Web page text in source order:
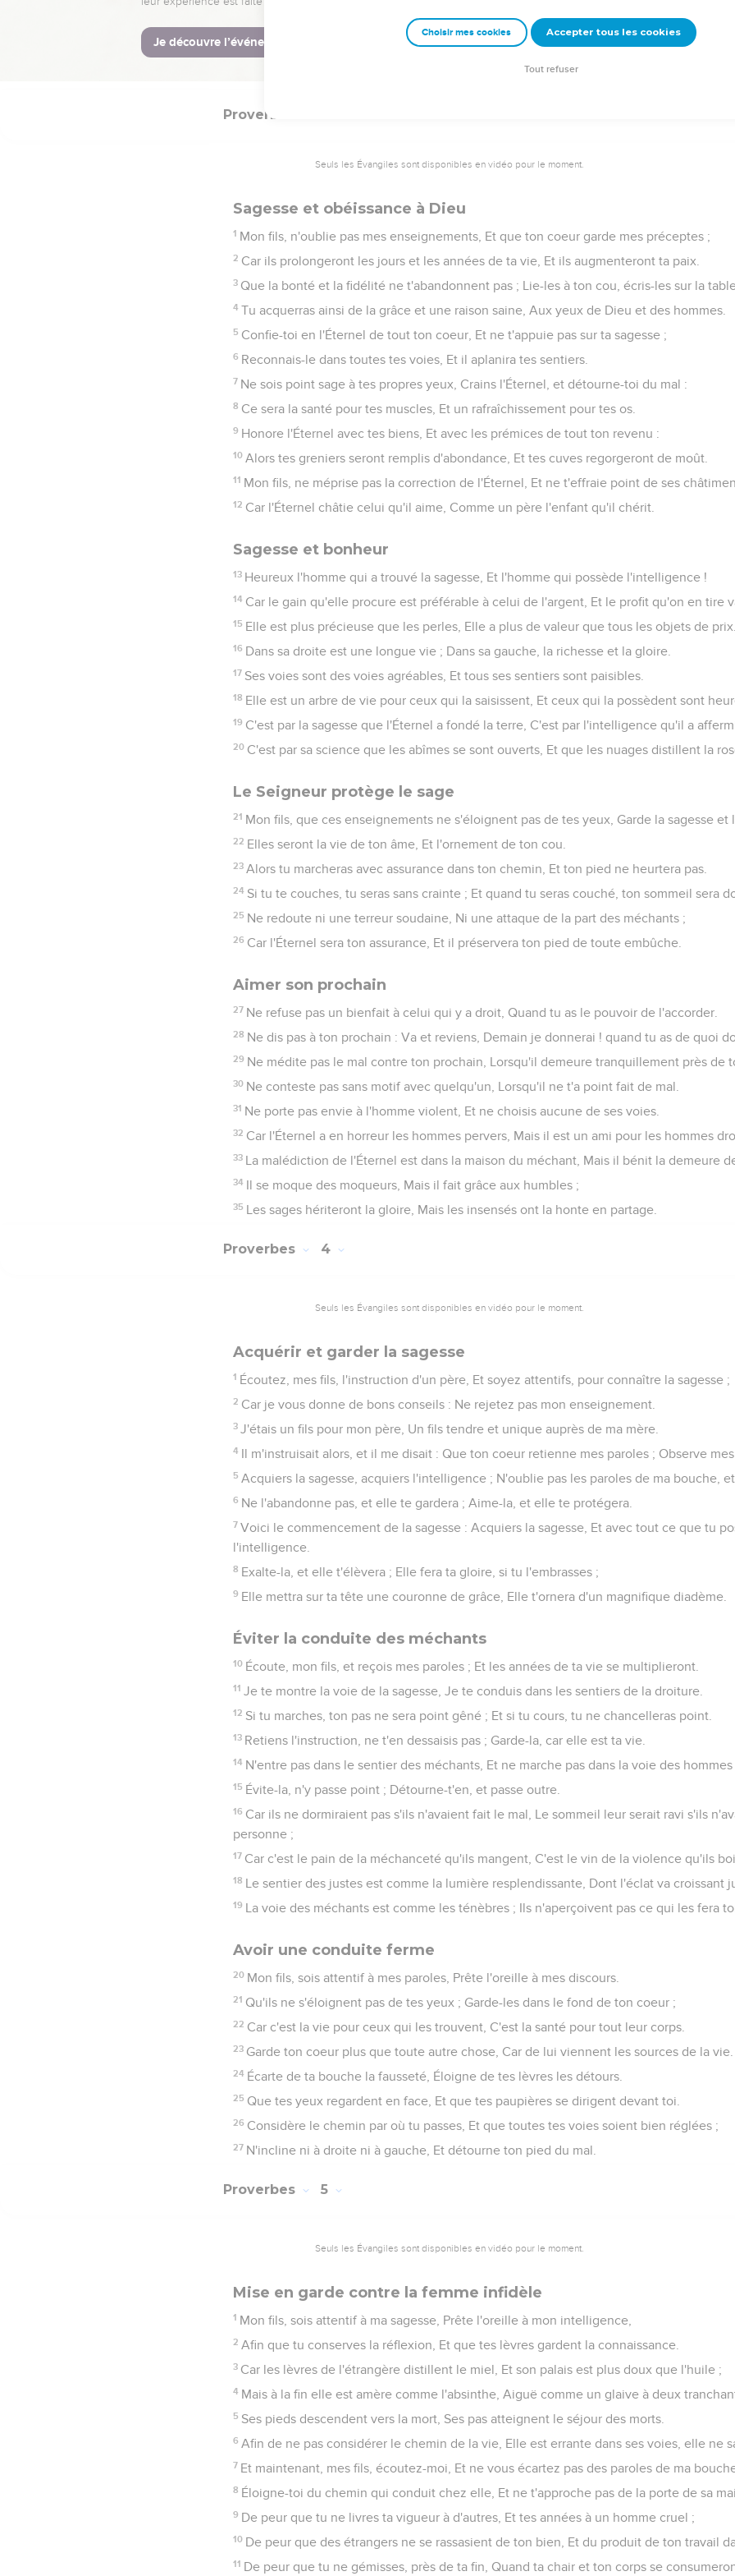
Tu marcheras ainsi dans la voie des gens de bien, Tu garderas les sentiers des justes.
21 Car les hommes droits habiteront le pays, Les hommes intègres y resteront ;
Mais les méchants seront retranchés du pays, Les infidèles en seront arrachés.
Proverbes
Seuls les Évangiles sont disponibles en vidéo pour le moment.
Sagesse et obéissance à Dieu
1 Mon fils, n'oublie pas mes enseignements, Et que ton coeur garde mes préceptes ;
2 Car ils prolongeront les jours et les années de ta vie, Et ils augmenteront ta paix.
3 Que la bonté et la fidélité ne t'abandonnent pas ; Lie-les à ton cou, écris-les sur la
4 Tu acquerras ainsi de la grâce et une raison saine, Aux yeux de Dieu et des hommes.
5 Confie-toi en l'Éternel de tout ton coeur, Et ne t'appuie pas sur ta sagesse ;
6 Reconnais-le dans toutes tes voies, Et il aplanira tes sentiers.
7 Ne sois point sage à tes propres yeux, Crains l'Éternel, et détourne-toi du mal :
8 Ce sera la santé pour tes muscles, Et un rafraîchissement pour tes os.
9 Honore l'Éternel avec tes biens, Et avec les prémices de tout ton revenu :
10 Alors tes greniers seront remplis d'abondance, Et tes cuves regorgeront de moût.
11 Mon fils, ne méprise pas la correction de l'Éternel, Et ne t'effraie point de ses
12 Car l'Éternel châtie celui qu'il aime, Comme un père l'enfant qu'il chérit.
Sagesse et bonheur
13 Heureux l'homme qui a trouvé la sagesse, Et l'homme qui possède l'intelligence !
14 Car le gain qu'elle procure est préférable à celui de l'argent, Et le profit qu'on en tire
15 Elle est plus précieuse que les perles, Elle a plus de valeur que tous les objets de prix.
16 Dans sa droite est une longue vie ; Dans sa gauche, la richesse et la gloire.
17 Ses voies sont des voies agréables, Et tous ses sentiers sont paisibles.
18 Elle est un arbre de vie pour ceux qui la saisissent, Et ceux qui la possèdent sont
19 C'est par la sagesse que l'Éternel a fondé la terre, C'est par l'intelligence qu'il a
20 C'est par sa science que les abîmes se sont ouverts, Et que les nuages distillent la
Le Seigneur protège le sage
21 Mon fils, que ces enseignements ne s'éloignent pas de tes yeux, Garde la sagesse et
22 Elles seront la vie de ton âme, Et l'ornement de ton cou.
23 Alors tu marcheras avec assurance dans ton chemin, Et ton pied ne heurtera pas.
24 Si tu te couches, tu seras sans crainte ; Et quand tu seras couché, ton sommeil sera
25 Ne redoute ni une terreur soudaine, Ni une attaque de la part des méchants ;
26 Car l'Éternel sera ton assurance, Et il préservera ton pied de toute embûche.
Aimer son prochain
27 Ne refuse pas un bienfait à celui qui y a droit, Quand tu as le pouvoir de l'accorder.
28 Ne dis pas à ton prochain : Va et reviens, Demain je donnerai ! quand tu as de quoi
29 Ne médite pas le mal contre ton prochain, Lorsqu'il demeure tranquillement près de
30 Ne conteste pas sans motif avec quelqu'un, Lorsqu'il ne t'a point fait de mal.
31 Ne porte pas envie à l'homme violent, Et ne choisis aucune de ses voies.
32 Car l'Éternel a en horreur les hommes pervers, Mais il est un ami pour les hommes
33 La malédiction de l'Éternel est dans la maison du méchant, Mais il bénit la demeure
34 Il se moque des moqueurs, Mais il fait grâce aux humbles ;
35 Les sages hériteront la gloire, Mais les insensés ont la honte en partage.
Proverbes 4
Seuls les Évangiles sont disponibles en vidéo pour le moment.
Acquérir et garder la sagesse
1 Écoutez, mes fils, l'instruction d'un père, Et soyez attentifs, pour connaître la sagesse ;
2 Car je vous donne de bons conseils : Ne rejetez pas mon enseignement.
3 J'étais un fils pour mon père, Un fils tendre et unique auprès de ma mère.
4 Il m'instruisait alors, et il me disait : Que ton coeur retienne mes paroles ; Observe
5 Acquiers la sagesse, acquiers l'intelligence ; N'oublie pas les paroles de ma bouche,
6 Ne l'abandonne pas, et elle te gardera ; Aime-la, et elle te protégera.
7 Voici le commencement de la sagesse : Acquiers la sagesse, Et avec tout ce que tu
l'intelligence.
8 Exalte-la, et elle t'élèvera ; Elle fera ta gloire, si tu l'embrasses ;
9 Elle mettra sur ta tête une couronne de grâce, Elle t'ornera d'un magnifique diadème.
Éviter la conduite des méchants
10 Écoute, mon fils, et reçois mes paroles ; Et les années de ta vie se multiplieront.
11 Je te montre la voie de la sagesse, Je te conduis dans les sentiers de la droiture.
12 Si tu marches, ton pas ne sera point gêné ; Et si tu cours, tu ne chancelleras point.
13 Retiens l'instruction, ne t'en dessaisis pas ; Garde-la, car elle est ta vie.
14 N'entre pas dans le sentier des méchants, Et ne marche pas dans la voie des hommes
15 Évite-la, n'y passe point ; Détourne-t'en, et passe outre.
16 Car ils ne dormiraient pas s'ils n'avaient fait le mal, Le sommeil leur serait ravi s'ils
personne ;
17 Car c'est le pain de la méchanceté qu'ils mangent, C'est le vin de la violence qu'ils
18 Le sentier des justes est comme la lumière resplendissante, Dont l'éclat va croissant
19 La voie des méchants est comme les ténèbres ; Ils n'aperçoivent pas ce qui les fera
Avoir une conduite ferme
20 Mon fils, sois attentif à mes paroles, Prête l'oreille à mes discours.
21 Qu'ils ne s'éloignent pas de tes yeux ; Garde-les dans le fond de ton coeur ;
22 Car c'est la vie pour ceux qui les trouvent, C'est la santé pour tout leur corps.
23 Garde ton coeur plus que toute autre chose, Car de lui viennent les sources de la vie.
24 Écarte de ta bouche la fausseté, Éloigne de tes lèvres les détours.
25 Que tes yeux regardent en face, Et que tes paupières se dirigent devant toi.
26 Considère le chemin par où tu passes, Et que toutes tes voies soient bien réglées ;
27 N'incline ni à droite ni à gauche, Et détourne ton pied du mal.
Proverbes 5
Seuls les Évangiles sont disponibles en vidéo pour le moment.
Mise en garde contre la femme infidèle
1 Mon fils, sois attentif à ma sagesse, Prête l'oreille à mon intelligence,
2 Afin que tu conserves la réflexion, Et que tes lèvres gardent la connaissance.
3 Car les lèvres de l'étrangère distillent le miel, Et son palais est plus doux que l'huile ;
4 Mais à la fin elle est amère comme l'absinthe, Aiguë comme un glaive à deux
5 Ses pieds descendent vers la mort, Ses pas atteignent le séjour des morts.
6 Afin de ne pas considérer le chemin de la vie, Elle est errante dans ses voies, elle ne
7 Et maintenant, mes fils, écoutez-moi, Et ne vous écartez pas des paroles de ma
8 Éloigne-toi du chemin qui conduit chez elle, Et ne t'approche pas de la porte de sa
9 De peur que tu ne livres ta vigueur à d'autres, Et tes années à un homme cruel ;
10 De peur que des étrangers ne se rassasient de ton bien, Et du produit de ton travail
11 De peur que tu ne gémisses, près de ta fin, Quand ta chair et ton corps se
Choisir mes cookies Accepter tous les cookies
Tout refuser